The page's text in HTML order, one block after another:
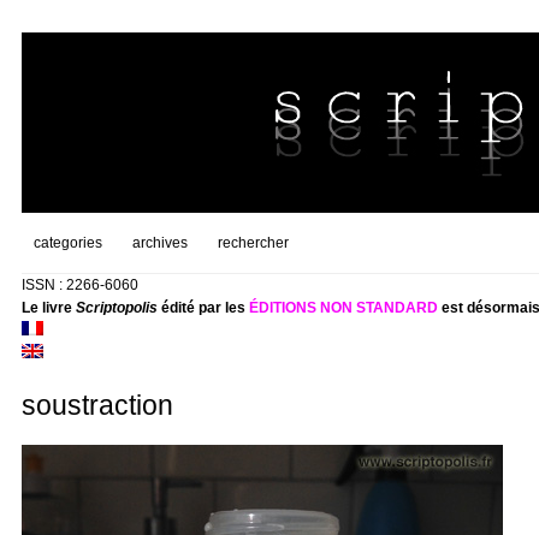
categories archives rechercher
ISSN : 2266-6060
Le livre Scriptopolisédité par les ÉDITIONS NON STANDARDest
soustraction